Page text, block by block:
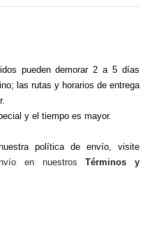
pueden demorar 2 a 5 días
las rutas y horarios de entrega
y el tiempo es mayor.
política de envío, visite
en nuestrosTérminos y